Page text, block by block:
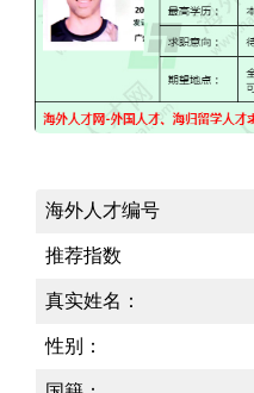
海外人才编号
推荐指数
真实姓名：
性别：